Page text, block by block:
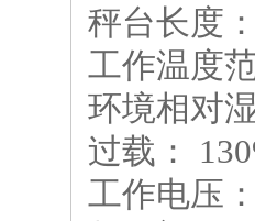
秤台长度
工作温度
环境相对
过载：
工作电压